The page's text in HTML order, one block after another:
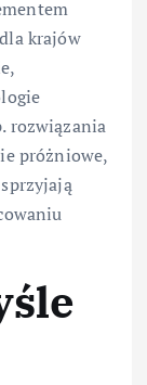
krajów
rozwiązania
próżniowe,